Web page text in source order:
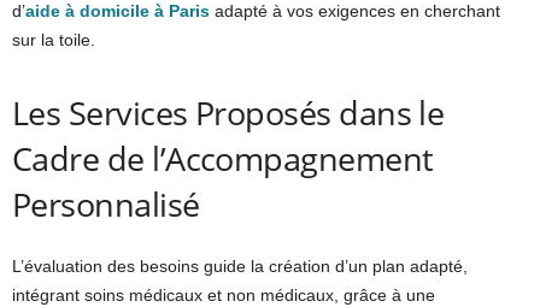
d’aide à domicile à Paris adapté à vos exigences en cherchant
sur la toile.
Les Services Proposés dans le
Cadre de l’Accompagnement
Personnalisé
L’évaluation des besoins guide la création d’un plan adapté,
intégrant soins médicaux et non médicaux, grâce à une